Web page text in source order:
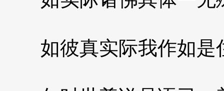
如彼真实际我作如是